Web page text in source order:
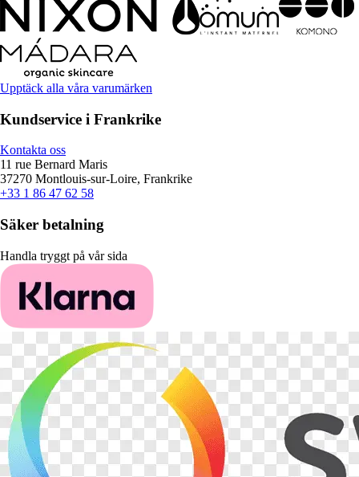
Upptäck alla våra varumärken
Kundservice i Frankrike
Kontakta oss
11 rue Bernard Maris
37270 Montlouis-sur-Loire, Frankrike
+33 1 86 47 62 58
Säker betalning
Handla tryggt på vår sida